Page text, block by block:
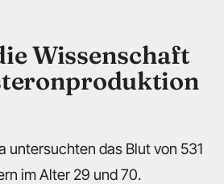
Wissenschaft
untersuchten das Blut von 531
im Alter 29 und 70.